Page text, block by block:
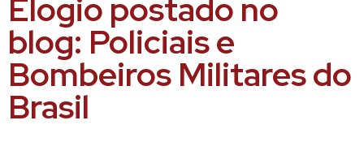
Elogio postado no
blog: Policiais e
Bombeiros Militares do
Brasil